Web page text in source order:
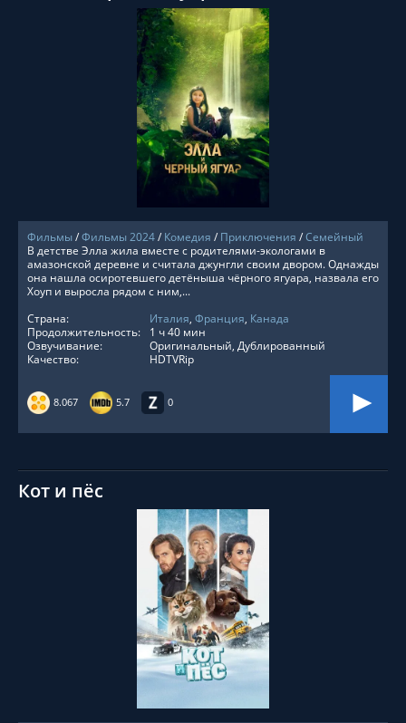
СМОТРЕТЬ ОНЛАЙН
Фильмы/Фильмы 2024/ Комедия / Приключения /Семейный
8.067 5.7 0
В детстве Элла жила вместе с родителями-экологами в
амазонской деревне и считала джунгли своим двором. Однажды
она нашла осиротевшего детёныша чёрного ягуара, назвала его
Хоуп и выросла рядом с ним,...
Страна:
Италия, Франция, Канада
Продолжительность:
1 ч 40 мин
Озвучивание:
Оригинальный, Дублированный
Качество:
HDTVRip
Кот и пёс
СМОТРЕТЬ ОНЛАЙН